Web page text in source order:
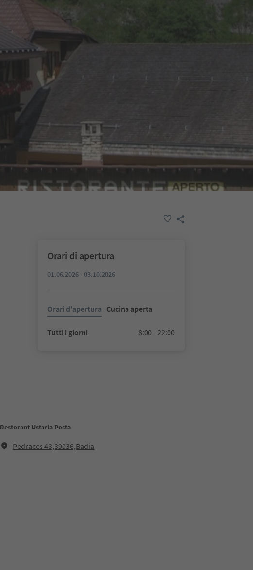
Orari di apertura
01.06.2026 - 03.10.2026
Orari d'apertura Cucina aperta
Tutti i giorni 8:00 - 22:00
Restorant Ustaria Posta
Pedraces 43,39036,Badia